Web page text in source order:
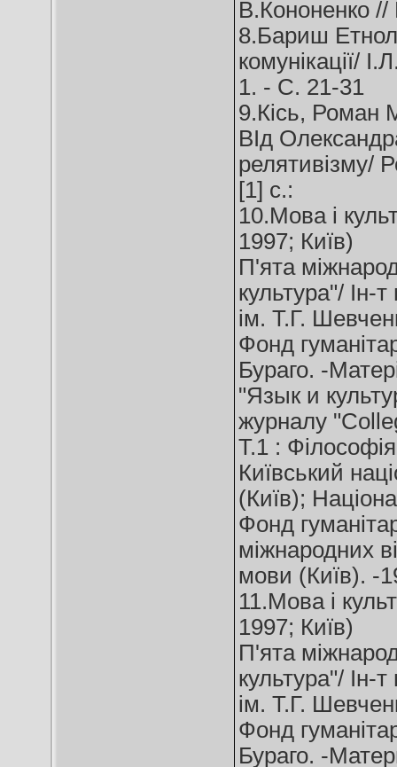
В.Кононенко
8.Бариш
комунікації/
1. - C. 21-31
9.Кісь, Роман
ВІд
релятивізму/
[1] с.:
10.Мова і
1997; Київ)
П'ята
культура"/ Ін-
ім. Т.Г.
Фонд
Бураго. -
"Язык и
журналу
Т.1 :
Київський
(Київ);
Фонд
міжнародних
мови (Київ). -
11.Мова і
1997; Київ)
П'ята
культура"/ Ін-
ім. Т.Г.
Фонд
Бураго. -